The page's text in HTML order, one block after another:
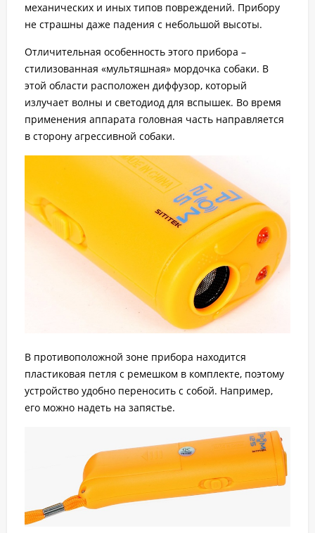
механических и иных типов повреждений. Прибору
не страшны даже падения с небольшой высоты.
Отличительная особенность этого прибора –
стилизованная «мультяшная» мордочка собаки. В
этой области расположен диффузор, который
излучает волны и светодиод для вспышек. Во время
применения аппарата головная часть направляется
в сторону агрессивной собаки.
В противоположной зоне прибора находится
пластиковая петля с ремешком в комплекте, поэтому
устройство удобно переносить с собой. Например,
его можно надеть на запястье.